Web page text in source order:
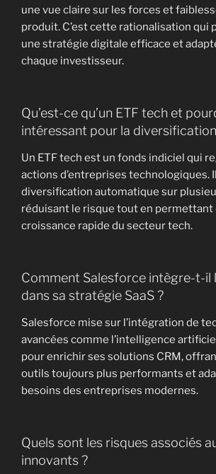
une vue claire sur les forces et
produit. C’est cette rationalisation qui
une stratégie digitale efficace et
chaque investisseur.
Qu’est-ce qu’un ETF tech et
intéressant pour la
Un ETF tech est un fonds indiciel qui
actions d’entreprises technologiques.
diversification automatique sur
réduisant le risque tout en permettant
croissance rapide du secteur tech.
Comment Salesforce intègre-t-il
dans sa stratégie SaaS ?
Salesforce mise sur l’intégration de
avancées comme l’intelligence
pour enrichir ses solutions CRM,
outils toujours plus performants et
besoins des entreprises modernes.
Quels sont les risques associés
innovants ?